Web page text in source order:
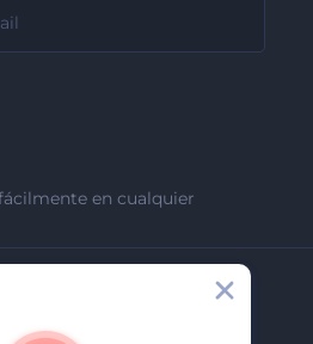
en cualquier
De